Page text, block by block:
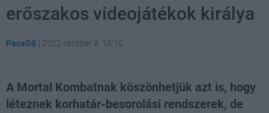
erőszakos videojátékok királya
PacaGS | 2022 október 8. 13:10
A Mortal Kombatnak köszönhetjük azt is, hogy
léteznek korhatár-besorolási rendszerek, de